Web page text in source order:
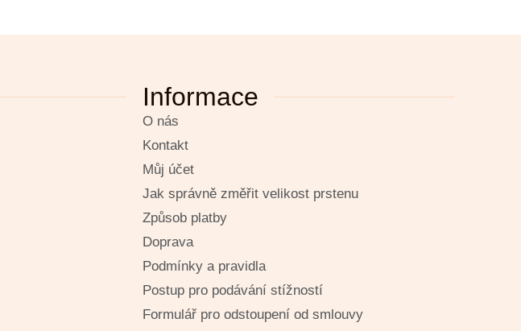
Informace
O nás
Kontakt
Můj účet
Jak správně změřit velikost prstenu
Způsob platby
Doprava
Podmínky a pravidla
Postup pro podávání stížností
Formulář pro odstoupení od smlouvy